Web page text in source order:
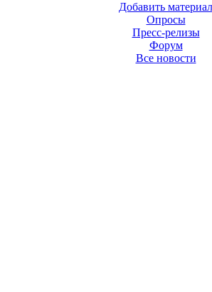
Добавить материал
Опросы
Пресс-релизы
Форум
Все новости